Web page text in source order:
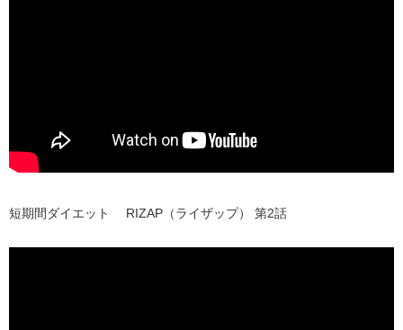
短期間ダイエット RIZAP（ライザップ） 第2話